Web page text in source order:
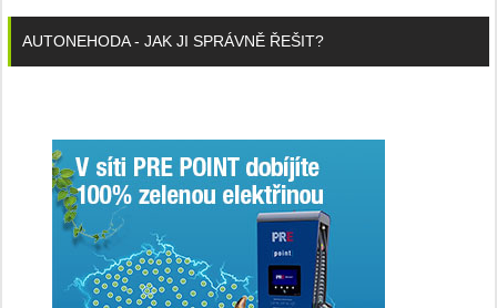
AUTONEHODA - JAK JI SPRÁVNĚ ŘEŠIT?